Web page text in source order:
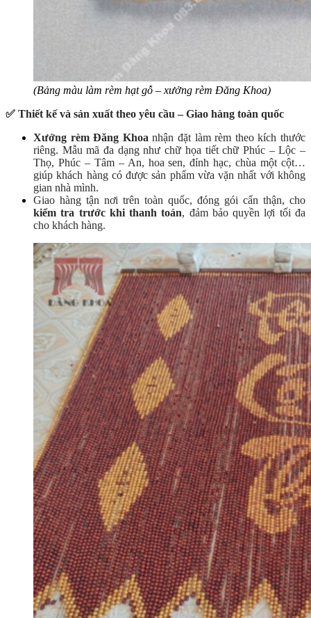
(Bảng màu làm rèm hạt gỗ – xưởng rèm Đăng Khoa)
✅ Thiết kế và sản xuất theo yêu cầu – Giao hàng toàn quốc
Xưởng rèm Đăng Khoa nhận đặt làm rèm theo kích thước
riêng. Mẫu mã đa dạng như chữ họa tiết chữ Phúc – Lộc –
Thọ, Phúc – Tâm – An, hoa sen, đỉnh hạc, chùa một cột…
giúp khách hàng có được sản phẩm vừa vặn nhất với không
gian nhà mình.
Giao hàng tận nơi trên toàn quốc, đóng gói cẩn thận, cho
kiểm tra trước khi thanh toán, đảm bảo quyền lợi tối đa
cho khách hàng.